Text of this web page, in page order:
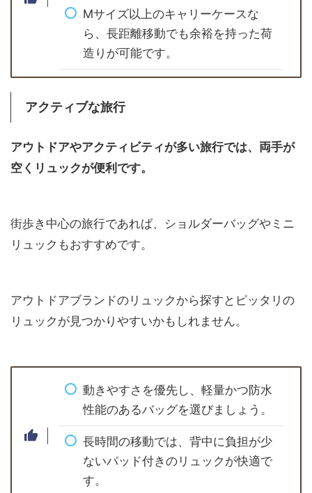
Mサイズ以上のキャリーケースな
ら、長距離移動でも余裕を持った荷
造りが可能です。
アクティブな旅行
アウトドアやアクティビティが多い旅行では、両手が
空くリュックが便利です。
街歩き中心の旅行であれば、ショルダーバッグやミニ
リュックもおすすめです。
アウトドアブランドのリュックから探すとピッタリの
リュックが見つかりやすいかもしれません。
動きやすさを優先し、軽量かつ防水
性能のあるバッグを選びましょう。
長時間の移動では、背中に負担が少
ないパッド付きのリュックが快適で
す。